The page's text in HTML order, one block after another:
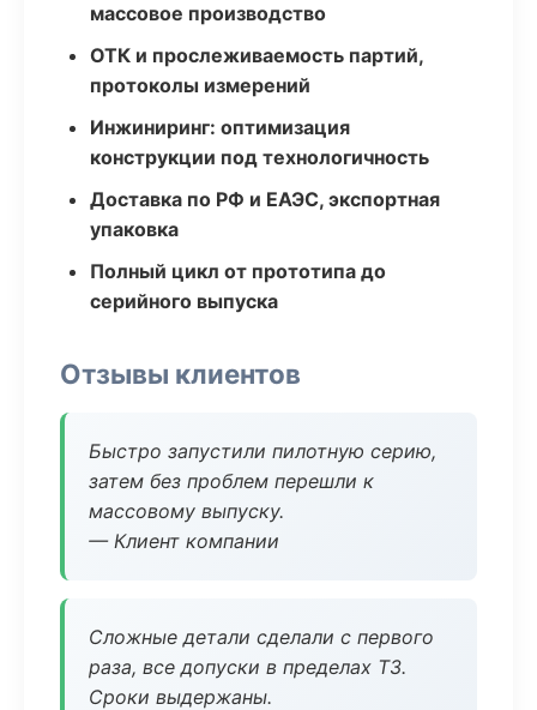
массовое производство
ОТК и прослеживаемость партий,
протоколы измерений
Инжиниринг: оптимизация
конструкции под технологичность
Доставка по РФ и ЕАЭС, экспортная
упаковка
Полный цикл от прототипа до
серийного выпуска
Отзывы клиентов
Быстро запустили пилотную серию,
затем без проблем перешли к
массовому выпуску.
— Клиент компании
Сложные детали сделали с первого
раза, все допуски в пределах ТЗ.
Сроки выдержаны.